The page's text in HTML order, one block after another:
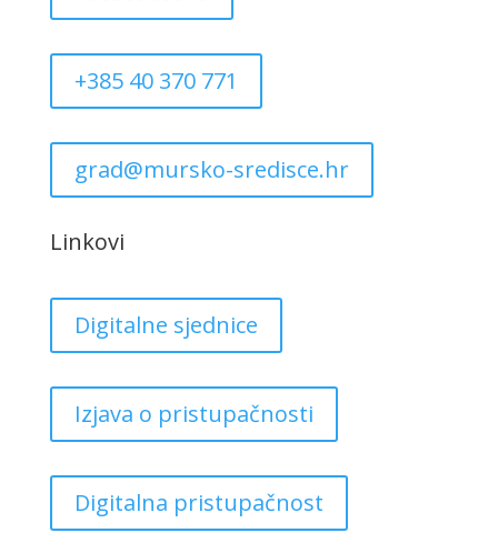
+385 40 370 771
grad@mursko-sredisce.hr
Linkovi
Digitalne sjednice
Izjava o pristupačnosti
Digitalna pristupačnost